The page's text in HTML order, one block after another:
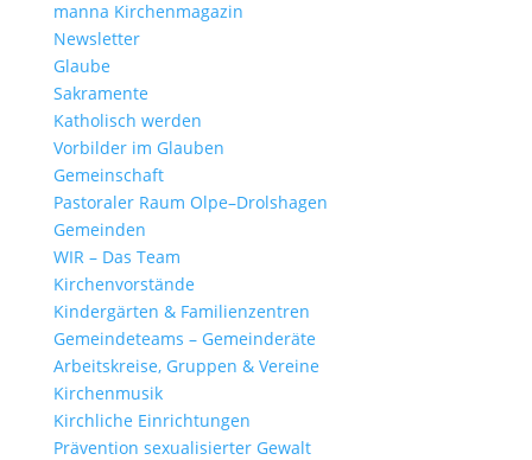
manna Kirchen­ma­gazin
News­letter
Glaube
Sakra­mente
Katho­lisch werden
Vorbilder im Glauben
Gemein­schaft
Pasto­raler Raum Olpe–Drolshagen
Gemeinden
WIR – Das Team
Kirchen­vor­stände
Kinder­gärten & Familienzentren
Gemein­de­teams – Gemeinderäte
Arbeits­kreise, Gruppen & Vereine
Kirchen­musik
Kirch­liche Einrichtungen
Präven­tion sexua­li­sierter Gewalt